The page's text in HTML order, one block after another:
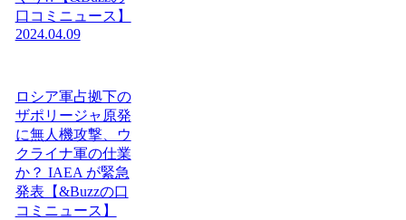
口コミニュース】
2024.04.09
ロシア軍占拠下の
ザポリージャ原発
に無人機攻撃、ウ
クライナ軍の仕業
か？ IAEA が緊急
発表【&Buzzの口
コミニュース】